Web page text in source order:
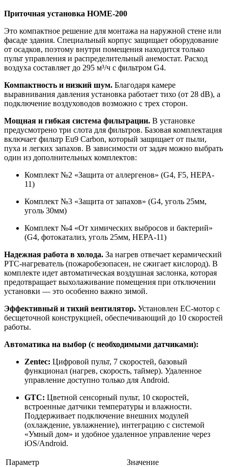
Приточная установка HOME-200
Это компактное решение для монтажа на наружной стене или
фасаде здания. Специальный корпус защищает оборудование
от осадков, поэтому внутри помещения находится только
пульт управления и распределительный анемостат. Расход
воздуха составляет до 295 м³/ч с фильтром G4.
Компактность и низкий шум. Благодаря камере
выравнивания давления установка работает тихо (от 28 dB), а
подключение воздуховодов возможно с трех сторон.
Мощная и гибкая система фильтрации. В установке
предусмотрено три слота для фильтров. Базовая комплектация
включает фильтр Eu9 Carbon, который защищает от пыли,
пуха и легких запахов. В зависимости от задач можно выбрать
один из дополнительных комплектов:
Комплект №2 «Защита от аллергенов» (G4, F5, HEPA-
11)
Комплект №3 «Защита от запахов» (G4, уголь 25мм,
уголь 30мм)
Комплект №4 «От химических выбросов и бактерий»
(G4, фотокатализ, уголь 25мм, HEPA-11)
Надежная работа в холода. За нагрев отвечает керамический
PTC-нагреватель (пожаробезопасен, не сжигает кислород). В
комплекте идет автоматическая воздушная заслонка, которая
предотвращает выхолаживание помещения при отключении
установки — это особенно важно зимой.
Эффективный и тихий вентилятор. Установлен ЕС-мотор с
бесщеточной конструкцией, обеспечивающий до 10 скоростей
работы.
Автоматика на выбор (с необходимыми датчиками):
Zentec: Цифровой пульт, 7 скоростей, базовый
функционал (нагрев, скорость, таймер). Удаленное
управление доступно только для Android.
GTC: Цветной сенсорный пульт, 10 скоростей,
встроенные датчики температуры и влажности.
Поддерживает подключение внешних модулей
(охлаждение, увлажнение), интеграцию с системой
«Умный дом» и удобное удаленное управление через
iOS/Android.
Параметр
Значение